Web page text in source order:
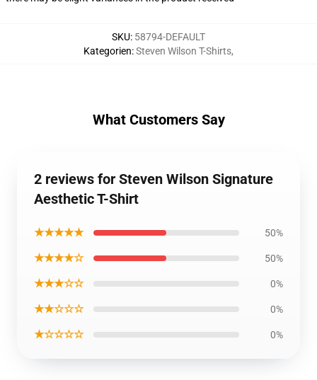
SKU: 58794-DEFAULT
Kategorien:Steven Wilson T-Shirts,
What Customers Say
2 reviews for Steven Wilson Signature
Aesthetic T-Shirt
★★★★★ 50%
★★★★☆ 50%
★★★☆☆ 0%
★★☆☆☆ 0%
★☆☆☆☆ 0%